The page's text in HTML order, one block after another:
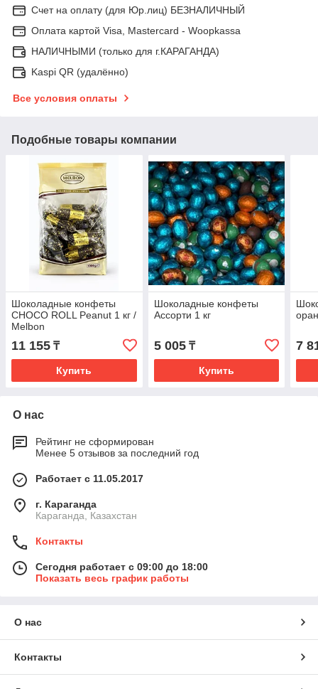
Счет на оплату (для Юр.лиц) БЕЗНАЛИЧНЫЙ
Оплата картой Visa, Mastercard - Woopkassa
НАЛИЧНЫМИ (только для г.КАРАГАНДА)
Kaspi QR (удалённо)
Все условия оплаты
Подобные товары компании
Шоколадные конфеты
CHOCO ROLL Peanut 1 кг /
Melbon
11 155 ₸
Купить
Шоколадные конфеты
Ассорти 1 кг
5 005₸
Купить
7
О нас
Рейтинг не сформирован
Менее 5 отзывов за последний год
Работает с 11.05.2017
г. Караганда
Караганда, Казахстан
Контакты
Сегодня работает с 09:00 до 18:00
Показать весь график работы
О нас
Контакты